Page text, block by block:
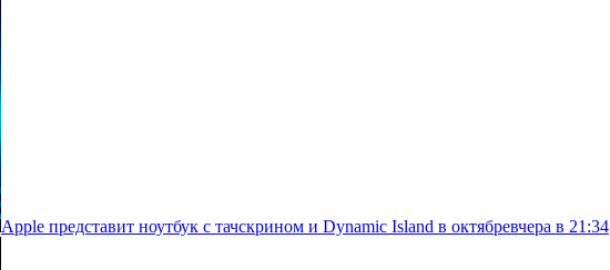
Apple представит ноутбук с тачскрином и Dynamic Island в октябревчера в 21:34